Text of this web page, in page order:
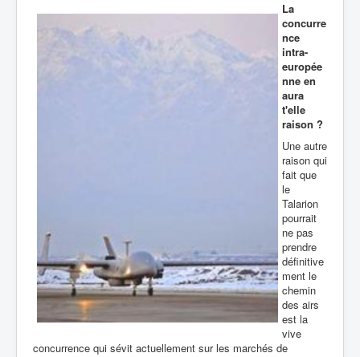
La
concurre
nce
intra-
europée
nne en
aura
t'elle
raison ?
Une autre
raison qui
fait que
le
Talarion
pourrait
ne pas
prendre
définitive
ment le
chemin
des airs
est la
vive
concurrence qui sévit actuellement sur les marchés de